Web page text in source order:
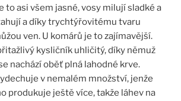
to asi všem jasné, vosy milují sladké a
a díky trychtýřovitému tvaru
ven. U komárů je to zajímavější.
kysličník uhličitý, díky němuž
nachází oběť plná lahodné krve.
v nemalém množství, jenže
produkuje ještě více, takže láhev na